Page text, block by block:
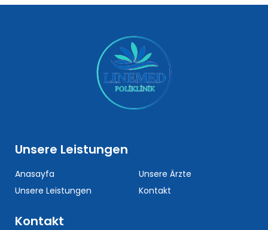
Unsere Leistungen
Anasayfa
Unsere Leistungen
Unsere Ärzte
Kontakt
Kontakt